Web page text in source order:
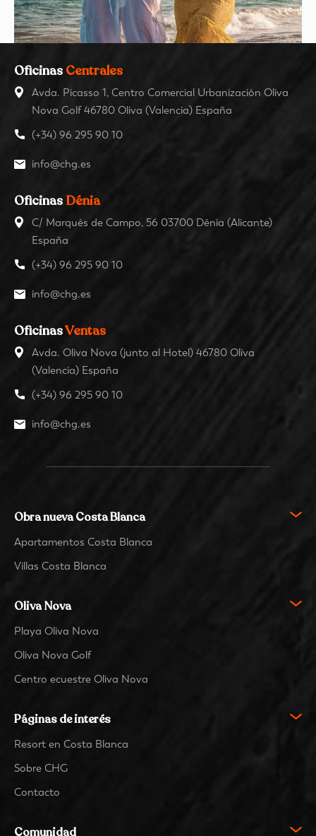
Oficinas Centrales
Avda. Picasso 1, Centro Comercial Urbanización Oliva
Nova Golf 46780 Oliva (Valencia) España
(+34) 96 295 90 10
info@chg.es
Oficinas Dénia
C/ Marqués de Campo, 56 03700 Dénia (Alicante)
España
(+34) 96 295 90 10
info@chg.es
OficinasVentas
Avda. Oliva Nova (junto al Hotel) 46780 Oliva
(Valencia) España
(+34) 96 295 90 10
info@chg.es
Obra nueva Costa Blanca
Apartamentos Costa Blanca
Villas Costa Blanca
Oliva Nova
Playa Oliva Nova
Oliva Nova Golf
Centro ecuestre Oliva Nova
Páginas de interés
Resort en Costa Blanca
Sobre CHG
Contacto
Comunidad